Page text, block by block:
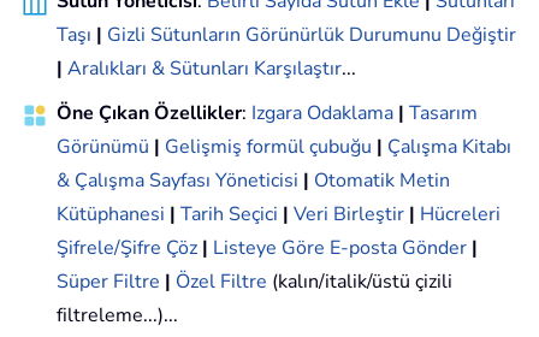
Taşı | Gizli Sütunların Görünürlük Durumunu Değiştir
| Aralıkları & Sütunları Karşılaştır...
Öne Çıkan Özellikler: Izgara Odaklama | Tasarım
Görünümü | Gelişmiş formül çubuğu | Çalışma Kitabı
& Çalışma Sayfası Yöneticisi | Otomatik Metin
Kütüphanesi | Tarih Seçici | Veri Birleştir | Hücreleri
Şifrele/Şifre Çöz | Listeye Göre E-posta Gönder |
Süper Filtre | Özel Filtre (kalın/italik/üstü çizili
filtreleme...)...